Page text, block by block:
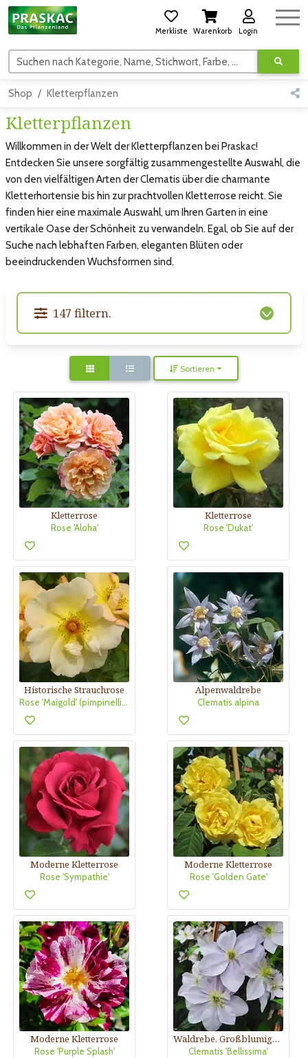
Merkliste Warenkorb Login
Suchen nach Kategorie, Name, Stichwort, Farbe, usw.
Shop Kletterpflanzen
Kletterpflanzen
Willkommen in der Welt der Kletterpflanzen bei Praskac!
Entdecken Sie unsere sorgfältig zusammengestellte Auswahl, die
von den vielfältigen Arten der Clematis über die charmante
Kletterhortensie bis hin zur prachtvollen Kletterrose reicht. Sie
finden hier eine maximale Auswahl, um Ihren Garten in eine
vertikale Oase der Schönheit zu verwandeln. Egal, ob Sie auf der
Suche nach lebhaften Farben, eleganten Blüten oder
beeindruckenden Wuchsformen sind.
147 filtern.
Sortieren
Kletterrose
Rose 'Aloha'
Kletterrose
Rose 'Dukat'
Historische Strauchrose
Rose 'Maigold' (pimpinellifolia)
Alpenwaldrebe
Clematis alpina
Moderne Kletterrose
Rose 'Sympathie'
Moderne Kletterrose
Rose 'Golden Gate'
Moderne Kletterrose
Rose 'Purple Splash'
Waldrebe, Großblumige Garten-Clematis
Clematis 'Bellissima'